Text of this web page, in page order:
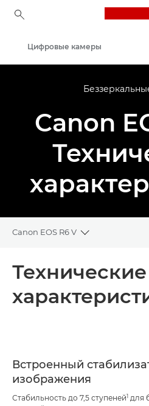
Цифровые камеры
Canon
Canon EOS R6 V
Toggle
Технические характеристики
Технические
Встроенный
изображения
Стабильность до 7,5 ступеней1 для